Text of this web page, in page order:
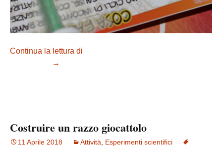
Continua la lettura di
→
Costruire un razzo giocattolo
11 Aprile 2018 Attività, Esperimenti scientifici